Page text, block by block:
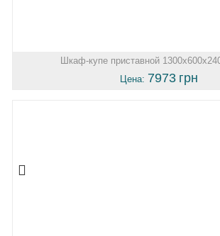
Шкаф-купе приставной
Цена: 7973 грн